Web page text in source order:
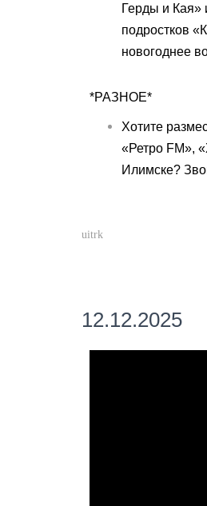
Герды и Кая»
подростков
новогоднее
*РАЗНОЕ*
Хотите
«Ретро FM»,
Илимске?
uitrk
12.12.2025